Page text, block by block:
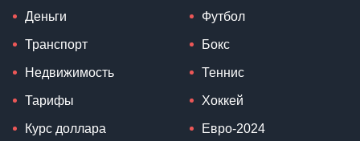
Деньги
Транспорт
Недвижимость
Тарифы
Курс доллара
Футбол
Бокс
Теннис
Хоккей
Евро-2024